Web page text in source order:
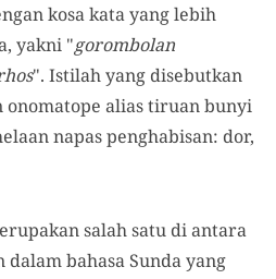
kosa kata yang lebih
yakni "gorombolan
". Istilah yang disebutkan
onomatope alias tiruan bunyi
napas penghabisan: dor,
salah satu di antara
bahasa Sunda yang